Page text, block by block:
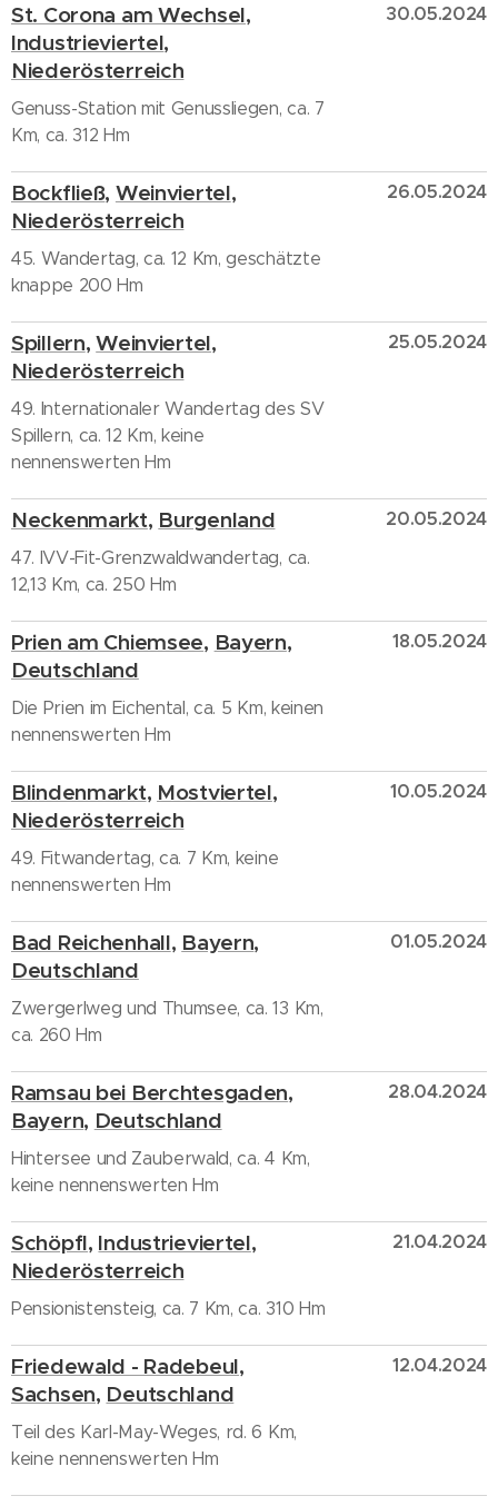
St. Corona am Wechsel,
Industrieviertel,
Niederösterreich
Genuss-Station mit Genussliegen, ca. 7
Km, ca. 312 Hm
30.05.2024
Bockfließ, Weinviertel,
Niederösterreich
45. Wandertag, ca. 12 Km, geschätzte
knappe 200 Hm
26.05.2024
Spillern,Weinviertel,
Niederösterreich
49. Internationaler Wandertag des SV
Spillern, ca. 12 Km, keine
nennenswerten Hm
25.05.2024
Neckenmarkt, Burgenland
47. IVV-Fit-Grenzwaldwandertag, ca.
12,13 Km, ca. 250 Hm
20.05.2024
Prien am Chiemsee, Bayern,
Deutschland
Die Prien im Eichental, ca. 5 Km, keinen
nennenswerten Hm
18.05.2024
Blindenmarkt, Mostviertel,
Niederösterreich
49. Fitwandertag, ca. 7 Km, keine
nennenswerten Hm
10.05.2024
Bad Reichenhall, Bayern,
Deutschland
Zwergerlweg und Thumsee, ca. 13 Km,
ca. 260 Hm
01.05.2024
Ramsau bei Berchtesgaden,
Bayern, Deutschland
Hintersee und Zauberwald, ca. 4 Km,
keine nennenswerten Hm
28.04.2024
Schöpfl, Industrieviertel,
Niederösterreich
Pensionistensteig, ca. 7 Km, ca. 310 Hm
21.04.2024
Friedewald - Radebeul,
Sachsen, Deutschland
Teil des Karl-May-Weges, rd. 6 Km,
keine nennenswerten Hm
12.04.2024